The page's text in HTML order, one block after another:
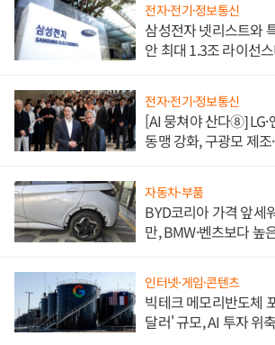
전자·전기·정보통신
삼성전자 넷리스트와
안 최대 1.3조 라이선
전자·전기·정보통신
[AI 뭉쳐야 산다⑧]
동맹 강화, 구광모 제조
자동차·부품
BYD코리아 가격 앞세
만, BMW·벤츠보다 높
인터넷·게임·콘텐츠
빅테크 메모리반도체
달러' 규모, AI 투자 위